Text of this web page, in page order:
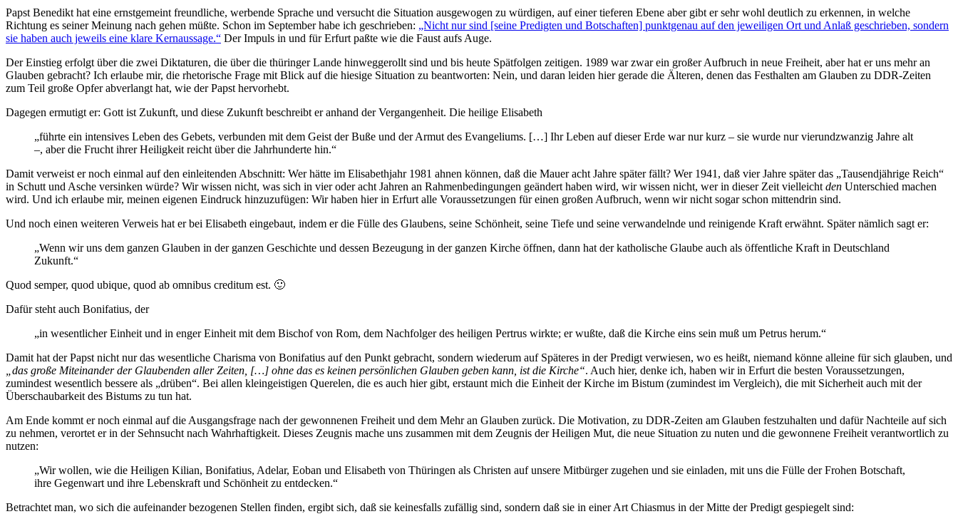
Papst Benedikt hat eine ernstgemeint freundliche, werbende Sprache und versucht die Situation ausgewogen zu würdigen, auf einer tieferen Ebene aber gibt er sehr wohl deutlich zu erkennen, in welche
Richtung es seiner Meinung nach gehen müßte. Schon im September habe ich geschrieben: „Nicht nur sind [seine Predigten und Botschaften] punktgenau auf den jeweiligen Ort und Anlaß geschrieben, sondern
sie haben auch jeweils eine klare Kernaussage.“ Der Impuls in und für Erfurt paßte wie die Faust aufs Auge.
Der Einstieg erfolgt über die zwei Diktaturen, die über die thüringer Lande hinweggerollt sind und bis heute Spätfolgen zeitigen. 1989 war zwar ein großer Aufbruch in neue Freiheit, aber hat er uns mehr an
Glauben gebracht? Ich erlaube mir, die rhetorische Frage mit Blick auf die hiesige Situation zu beantworten: Nein, und daran leiden hier gerade die Älteren, denen das Festhalten am Glauben zu DDR-Zeiten
zum Teil große Opfer abverlangt hat, wie der Papst hervorhebt.
Dagegen ermutigt er: Gott ist Zukunft, und diese Zukunft beschreibt er anhand der Vergangenheit. Die heilige Elisabeth
„führte ein intensives Leben des Gebets, verbunden mit dem Geist der Buße und der Armut des Evangeliums. […] Ihr Leben auf dieser Erde war nur kurz – sie wurde nur vierundzwanzig Jahre alt
–, aber die Frucht ihrer Heiligkeit reicht über die Jahrhunderte hin.“
Damit verweist er noch einmal auf den einleitenden Abschnitt: Wer hätte im Elisabethjahr 1981 ahnen können, daß die Mauer acht Jahre später fällt? Wer 1941, daß vier Jahre später das „Tausendjährige Reich“
in Schutt und Asche versinken würde? Wir wissen nicht, was sich in vier oder acht Jahren an Rahmenbedingungen geändert haben wird, wir wissen nicht, wer in dieser Zeit vielleicht den Unterschied machen
wird. Und ich erlaube mir, meinen eigenen Eindruck hinzuzufügen: Wir haben hier in Erfurt alle Voraussetzungen für einen großen Aufbruch, wenn wir nicht sogar schon mittendrin sind.
Und noch einen weiteren Verweis hat er bei Elisabeth eingebaut, indem er die Fülle des Glaubens, seine Schönheit, seine Tiefe und seine verwandelnde und reinigende Kraft erwähnt. Später nämlich sagt er:
„Wenn wir uns dem ganzen Glauben in der ganzen Geschichte und dessen Bezeugung in der ganzen Kirche öffnen, dann hat der katholische Glaube auch als öffentliche Kraft in Deutschland
Zukunft.“
Quod semper, quod ubique, quod ab omnibus creditum est. 🙂
Dafür steht auch Bonifatius, der
„in wesentlicher Einheit und in enger Einheit mit dem Bischof von Rom, dem Nachfolger des heiligen Pertrus wirkte; er wußte, daß die Kirche eins sein muß um Petrus herum.“
Damit hat der Papst nicht nur das wesentliche Charisma von Bonifatius auf den Punkt gebracht, sondern wiederum auf Späteres in der Predigt verwiesen, wo es heißt, niemand könne alleine für sich glauben, und
„das große Miteinander der Glaubenden aller Zeiten, […] ohne das es keinen persönlichen Glauben geben kann, ist die Kirche“. Auch hier, denke ich, haben wir in Erfurt die besten Voraussetzungen,
zumindest wesentlich bessere als „drüben“. Bei allen kleingeistigen Querelen, die es auch hier gibt, erstaunt mich die Einheit der Kirche im Bistum (zumindest im Vergleich), die mit Sicherheit auch mit der
Überschaubarkeit des Bistums zu tun hat.
Am Ende kommt er noch einmal auf die Ausgangsfrage nach der gewonnenen Freiheit und dem Mehr an Glauben zurück. Die Motivation, zu DDR-Zeiten am Glauben festzuhalten und dafür Nachteile auf sich
zu nehmen, verortet er in der Sehnsucht nach Wahrhaftigkeit. Dieses Zeugnis mache uns zusammen mit dem Zeugnis der Heiligen Mut, die neue Situation zu nuten und die gewonnene Freiheit verantwortlich zu
nutzen:
„Wir wollen, wie die Heiligen Kilian, Bonifatius, Adelar, Eoban und Elisabeth von Thüringen als Christen auf unsere Mitbürger zugehen und sie einladen, mit uns die Fülle der Frohen Botschaft,
ihre Gegenwart und ihre Lebenskraft und Schönheit zu entdecken.“
Betrachtet man, wo sich die aufeinander bezogenen Stellen finden, ergibt sich, daß sie keinesfalls zufällig sind, sondern daß sie in einer Art Chiasmus in der Mitte der Predigt gespiegelt sind: